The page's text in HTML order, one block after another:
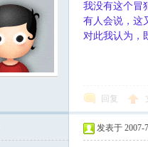
我没有这个冒
有人会说，这
对此我认为，
回复
发表于 2007-